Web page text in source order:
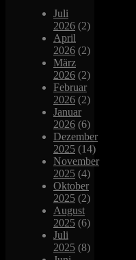
Juli
2026 (2)
April
2026 (2)
März
2026 (2)
Februar
2026 (2)
Januar
2026 (6)
Dezember
2025 (14)
November
2025 (4)
Oktober
2025 (2)
August
2025 (6)
Juli
2025 (8)